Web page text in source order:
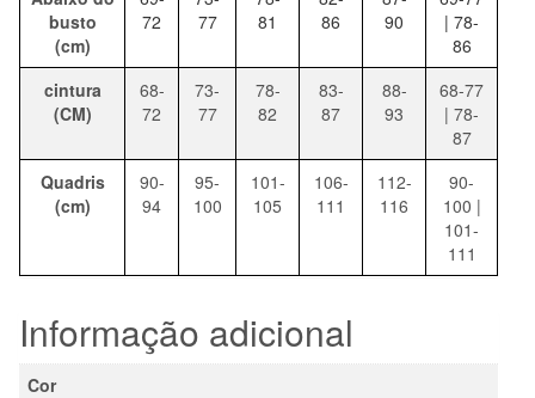
busto
(cm)
72
77
81
86
90
| 78-
86
cintura
(CM)
68-
72
73-
77
78-
82
83-
87
88-
93
68-77
| 78-
87
Quadris
(cm)
90-
94
95-
100
101-
105
106-
111
112-
116
90-
100 |
101-
111
Informação adicional
Cor